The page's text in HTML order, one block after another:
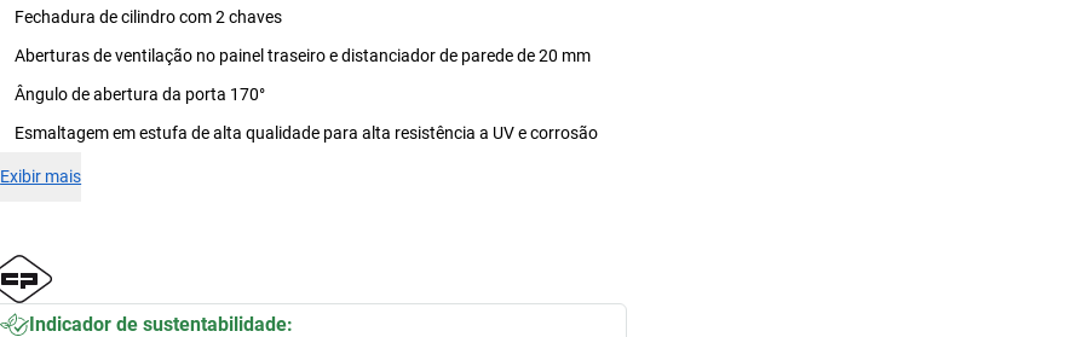
Fechadura de cilindro com 2 chaves
Aberturas de ventilação no painel traseiro e distanciador de parede de 20 mm
Ângulo de abertura da porta 170°
Esmaltagem em estufa de alta qualidade para alta resistência a UV e corrosão
Exibir mais
Indicador de sustentabilidade: